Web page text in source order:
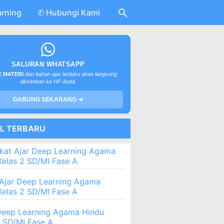
✆ Hubungi Kami
SALURAN WHATSAPP
MATERI dan bahan ajar terbaru akan langsung
dikirimkan ke HP Anda.
GABUNG SEKARANG ➔
TERBARU
Ajar Deep Learning Agama
2 SD/MI Fase A
Deep Learning Agama
2 SD/MI Fase A
Learning Agama Hindu
SD/MI Fase A